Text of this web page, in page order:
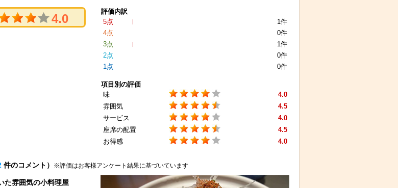
4.0
評価内訳
5点
1件
4点
0件
3点
1件
2点
0件
1点
0件
項目別の評価
味
4.0
雰囲気
4.5
サービス
4.0
座席の配置
4.5
お得感
4.0
件のコメント） ※評価はお客様アンケート結果に基づいています
た雰囲気の小料理屋